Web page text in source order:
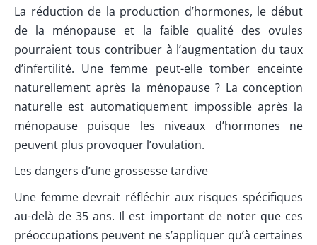
La réduction de la production d’hormones, le début
de la ménopause et la faible qualité des ovules
pourraient tous contribuer à l’augmentation du taux
d’infertilité. Une femme peut-elle tomber enceinte
naturellement après la ménopause ? La conception
naturelle est automatiquement impossible après la
ménopause puisque les niveaux d’hormones ne
peuvent plus provoquer l’ovulation.
Les dangers d’une grossesse tardive
Une femme devrait réfléchir aux risques spécifiques
au-delà de 35 ans. Il est important de noter que ces
préoccupations peuvent ne s’appliquer qu’à certaines